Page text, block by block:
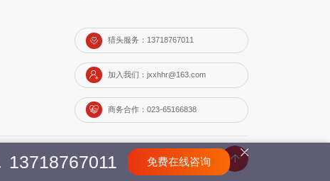
猎头服务：13718767011
加入我们：jxxhhr@163.com
商务合作：023-65166838
13718767011 免费在线咨询